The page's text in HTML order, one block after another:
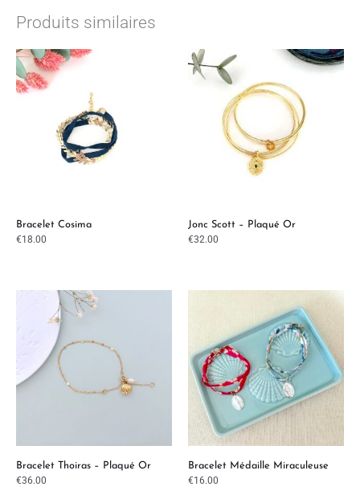
Produits similaires
Bracelet Cosima
€18.00
Jonc Scott – Plaqué Or
€32.00
Bracelet Thoiras – Plaqué Or
€36.00
Bracelet Médaille Miraculeuse
€16.00